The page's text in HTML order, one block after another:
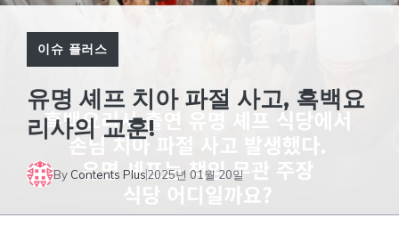
이슈 플러스
유명 셰프 치아 파절 사고, 흑백요
리사의 교훈!
By Contents Plus2025년 01월 20일